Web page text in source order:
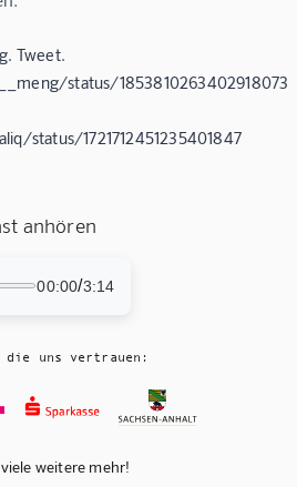
Tweet.
status/1853810263402918073
status/1721712451235401847
anhören
00:00/3:14
die uns vertrauen:
weitere mehr!